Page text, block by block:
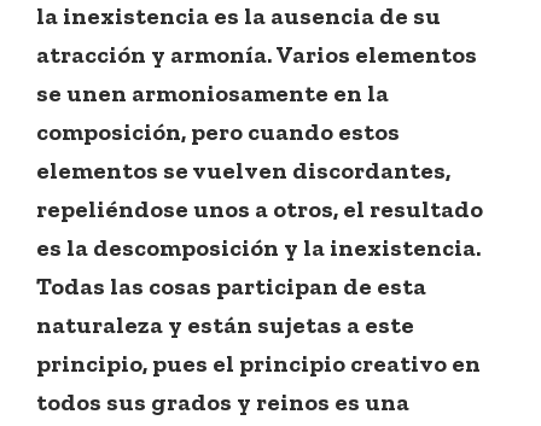
la inexistencia es la ausencia de su
atracción y armonía. Varios elementos
se unen armoniosamente en la
composición, pero cuando estos
elementos se vuelven discordantes,
repeliéndose unos a otros, el resultado
es la descomposición y la inexistencia.
Todas las cosas participan de esta
naturaleza y están sujetas a este
principio, pues el principio creativo en
todos sus grados y reinos es una